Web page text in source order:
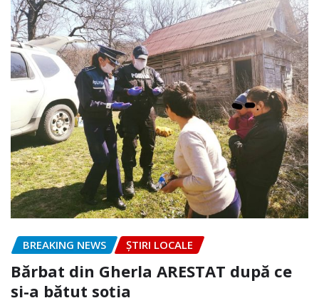
BREAKING NEWS ȘTIRI LOCALE
Bărbat din Gherla ARESTAT după ce
și-a bătut soția